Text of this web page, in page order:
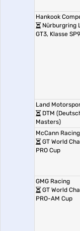
Hankook
Nürburgring
GT3, Klasse
Land
DTM
Masters)
McCann Racing
GT World
PRO Cup
GMG Racing
GT World
PRO-AM Cup